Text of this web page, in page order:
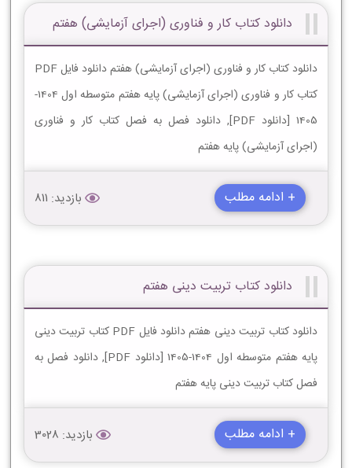
دانلود کتاب کار و فناوری (اجرای آزمایشی) هفتم
دانلود کتاب کار و فناوری (اجرای آزمایشی) هفتم دانلود فایل PDF
کتاب کار و فناوری (اجرای آزمایشی) پایه هفتم متوسطه اول 1404-
1405 [دانلود PDF], دانلود فصل به فصل کتاب کار و فناوری
(اجرای آزمایشی) پایه هفتم
+ ادامه مطلب بازدید: 811
دانلود کتاب تربیت دینی هفتم
دانلود کتاب تربیت دینی هفتم دانلود فایل PDF کتاب تربیت دینی
پایه هفتم متوسطه اول 1404-1405 [دانلود PDF], دانلود فصل به
فصل کتاب تربیت دینی پایه هفتم
+ ادامه مطلب بازدید: 3028